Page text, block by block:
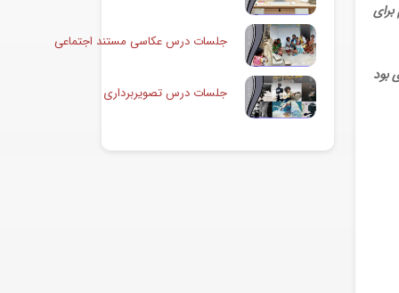
بود
جلسات درس عکاسی مستند اجتماعی
جلسات درس تصویربرداری